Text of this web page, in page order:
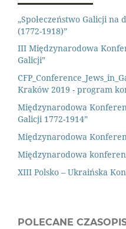
„Społeczeństwo Galicji na
(1772-1918)”
III Międzynarodowa
Galicji”
Kraków 2019 - program
Międzynarodowa
Galicji 1772-1914”
Międzynarodowa
Międzynarodowa
XIII Polsko – Ukraińska
POLECANE